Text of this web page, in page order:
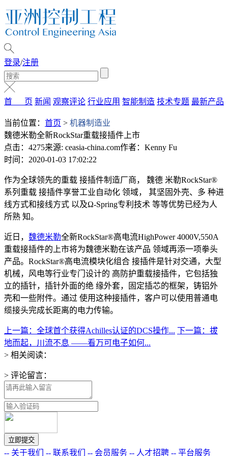
登录/注册
首 页 新闻 观察评论 行业应用 智能制造 技术专题 最新产品
当前位置： 首页 > 机器制造业
魏德米勒全新RockStar重载接插件上市
点击：4275来源: ceasia-china.com作者：Kenny Fu
时间：2020-01-03 17:02:22
作为全球领先的重载 接插件制造厂商， 魏德 米勒RockStar®
系列重载 接插件享誉工业自动化 领域， 其坚固外壳、多 种进
线方式和接线方式 以及Ω-Spring专利技术 等等优势已经为人
所熟 知。
近日， 魏德米勒全新RockStar®高电流HighPower 4000V,550A
重载接插件的上市将为魏德米勒在该产品 领域再添一项拳头
产品。RockStar®高电流模块化组合 接插件是针对交通，大型
机械，风电等行业专门设计的 高防护重载接插件，它包括独
立的插针，插针外面的绝 缘外套，固定插芯的框架，铸铝外
壳和一些附件。通过 使用这种接插件，客户可以使用普通电
缆接头完成长距离的电力传输。
上一篇：全球首个获得Achilles认证的DCS操作... 下一篇：拔
地而起，川流不息 ——看万可电子如何...
> 相关阅读：
> 评论留言：
-- 关于我们 -- 联系我们 -- 会员服务 -- 人才招聘 -- 平台服务